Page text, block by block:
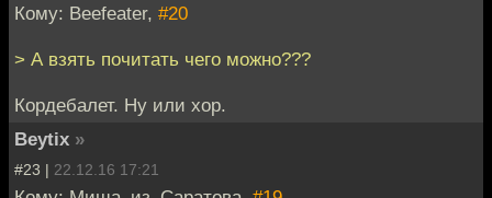
Кому: Beefeater, #20
> А взять почитать чего можно???
Кордебалет. Ну или хор.
Beytix »
#23 | 22.12.16 17:21